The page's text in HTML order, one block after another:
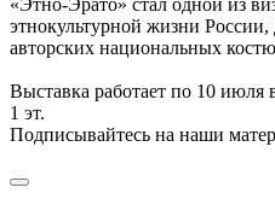
этнокультурной жизни
авторских национальных
Выставка работает по 10
1 эт.
Подписывайтесь на наши